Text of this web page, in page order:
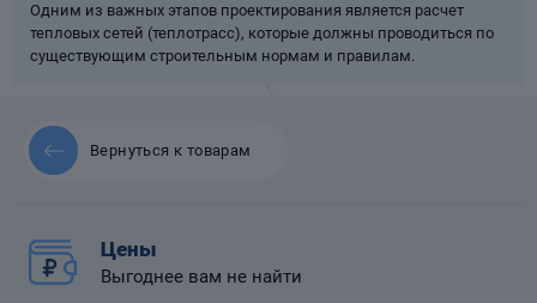
Одним из важных этапов проектирования является расчет
тепловых сетей (теплотрасс), которые должны проводиться по
существующим строительным нормам и правилам.
Вернуться к товарам
Цены
Выгоднее вам не найти
Компенсаторы